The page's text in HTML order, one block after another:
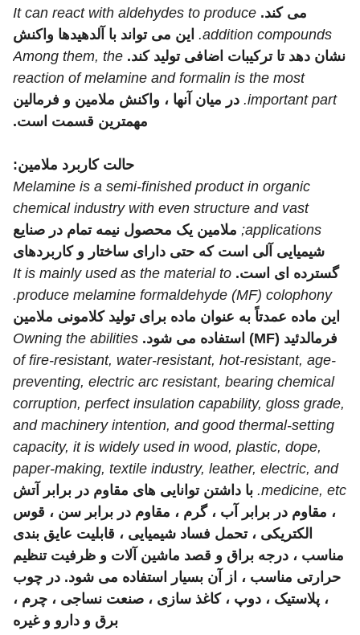
می کند. It can react with aldehydes to produce
addition compounds.
این می تواند با آلدهیدها واکنش
نشان دهد تا ترکیبات اضافی تولید کند. Among them, the
reaction of melamine and formalin is the most
important part. در میان آنها ، واکنش ملامین و فرمالین
مهمترین قسمت است.
حالت کاربرد ملامین:
Melamine is a semi-finished product in organic
chemical industry with even structure and vast
applications; ملامین یک محصول نیمه تمام در صنایع
شیمیایی آلی است که حتی دارای ساختار و کاربردهای
گسترده ای است. It is mainly used as the material to
produce melamine formaldehyde (MF) colophony.
این ماده عمدتاً به عنوان ماده برای تولید کلامونی ملامین
فرمالدئید (MF) استفاده می شود.
Owning the abilities
of fire-resistant, water-resistant, hot-resistant, age-
preventing, electric arc resistant, bearing chemical
corruption, perfect insulation capability, gloss grade,
and machinery intention, and good thermal-setting
capacity, it is widely used in wood, plastic, dope,
paper-making, textile industry, leather, electric, and
medicine, etc. با داشتن توانایی های مقاوم در برابر آتش
، مقاوم در برابر آب ، گرم ، مقاوم در برابر سن ، قوس
الکتریکی ، تحمل فساد شیمیایی ، قابلیت عایق بندی
مناسب ، درجه براق و قصد ماشین آلات و ظرفیت تنظیم
حرارتی مناسب ، از آن بسیار استفاده می شود. در چوب
، پلاستیک ، دوپ ، کاغذ سازی ، صنعت نساجی ، چرم ،
برق و دارو و غیره